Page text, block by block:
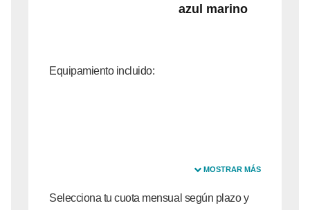
azul marino
Equipamiento incluido:
MOSTRAR MÁS
Selecciona tu cuota mensual según plazo y